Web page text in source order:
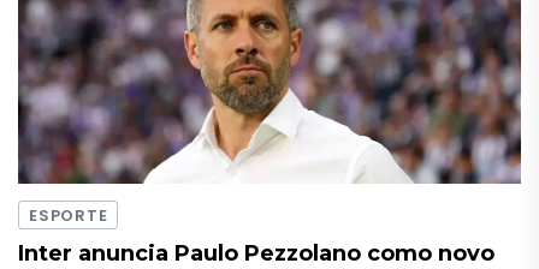
ESPORTE
Inter anuncia Paulo Pezzolano como novo